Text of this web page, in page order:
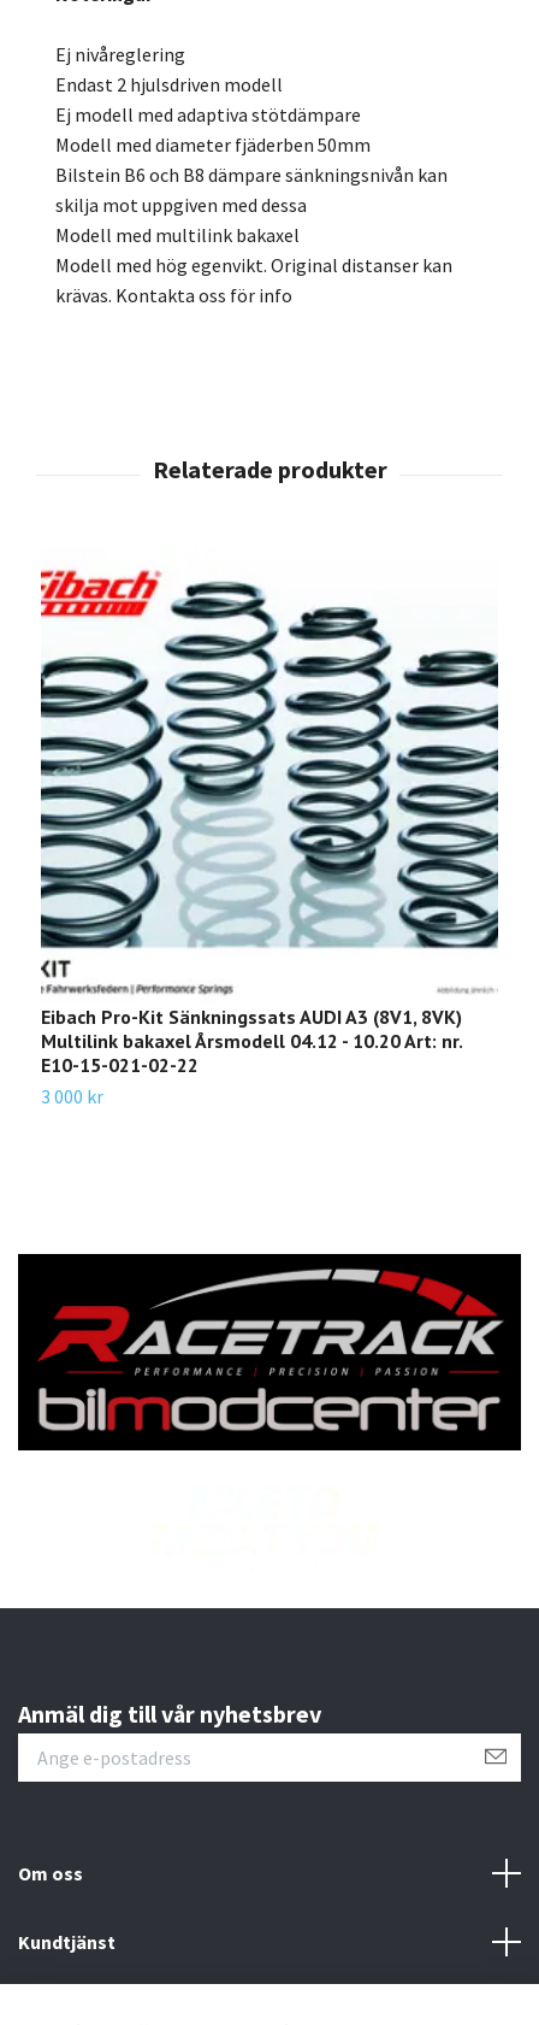
Ej nivåreglering
Endast 2 hjulsdriven modell
Ej modell med adaptiva stötdämpare
Modell med diameter fjäderben 50mm
Bilstein B6 och B8 dämpare sänkningsnivån kan
skilja mot uppgiven med dessa
Modell med multilink bakaxel
Modell med hög egenvikt. Original distanser kan
krävas. Kontakta oss för info
Eibach Pro-Kit Sänkningssats AUDI A3 (8V1, 8VK)
Multilink bakaxel Årsmodell 04.12 - 10.20 Art: nr.
E10-15-021-02-22
3 000 kr
Anmäl dig till vår nyhetsbrev
Om oss
Kundtjänst